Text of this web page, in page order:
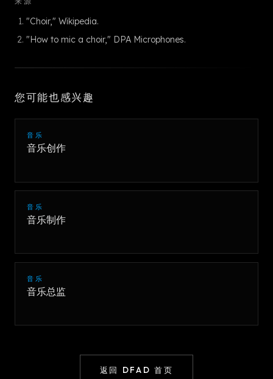
"Choir," Wikipedia.
"How to mic a choir," DPA Microphones.
您可能也感兴趣
音乐
音乐创作
音乐
音乐制作
音乐
音乐总监
返回 DFAD 首页